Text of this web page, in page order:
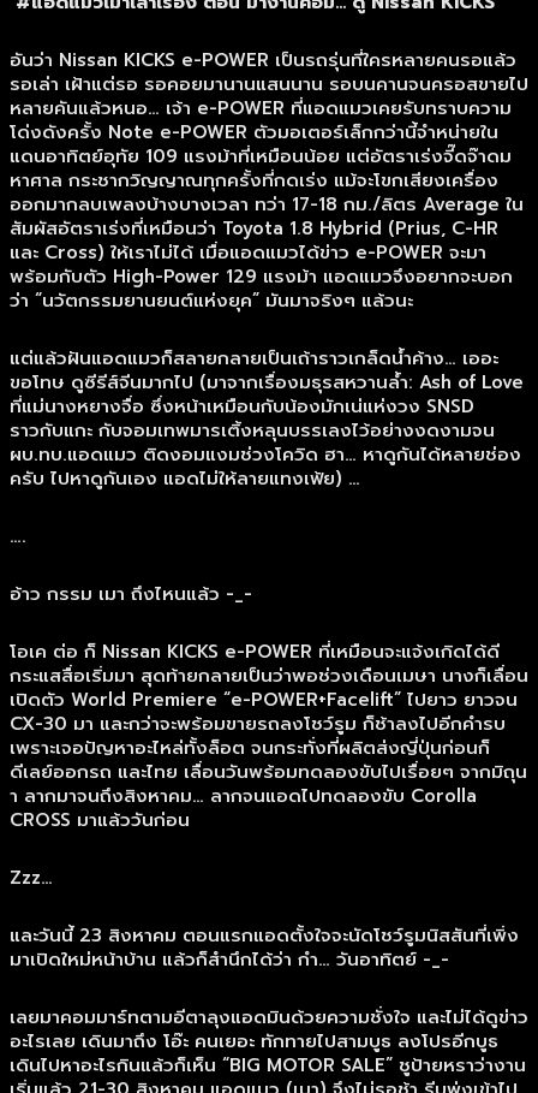
อันว่า Nissan KICKS e-POWER เป็นรถรุ่นที่ใครหลายคนรอแล้ว
รอเล่า เฝ้าแต่รอ รอคอยมานานแสนนาน รอบนคานจนครอสขายไป
หลายคันแล้วหนอ… เจ้า e-POWER ที่แอดแมวเคยรับทราบความ
โด่งดังครั้ง Note e-POWER ตัวมอเตอร์เล็กกว่านี้จำหน่ายใน
แดนอาทิตย์อุทัย 109 แรงม้าที่เหมือนน้อย แต่อัตราเร่งจี๊ดจ๊าดม
หาศาล กระชากวิญญาณทุกครั้งที่กดเร่ง แม้จะโขกเสียงเครื่อง
ออกมากลบเพลงบ้างบางเวลา ทว่า 17-18 กม./ลิตร Average ใน
สัมผัสอัตราเร่งที่เหมือนว่า Toyota 1.8 Hybrid (Prius, C-HR
และ Cross) ให้เราไม่ได้ เมื่อแอดแมวได้ข่าว e-POWER จะมา
พร้อมกับตัว High-Power 129 แรงม้า แอดแมวจึงอยากจะบอก
ว่า “นวัตกรรมยานยนต์แห่งยุค” มันมาจริงๆ แล้วนะ
แต่แล้วฝันแอดแมวก็สลายกลายเป็นเถ้าราวเกล็ดน้ำค้าง… เออะ
ขอโทษ ดูซีรีส์จีนมากไป (มาจากเรื่องมธุรสหวานล้ำ: Ash of Love
ที่แม่นางหยางจื่อ ซึ่งหน้าเหมือนกับน้องมักเน่แห่งวง SNSD
ราวกับแกะ กับจอมเทพมารเติ้งหลุนบรรเลงไว้อย่างงดงามจน
ผบ.ทบ.แอดแมว ติดงอมแงมช่วงโควิด ฮา… หาดูกันได้หลายช่อง
ครับ ไปหาดูกันเอง แอดไม่ให้ลายแทงเฟ้ย) …
….
อ้าว กรรม เมา ถึงไหนแล้ว -_-
โอเค ต่อ ก็ Nissan KICKS e-POWER ที่เหมือนจะแจ้งเกิดได้ดี
กระแสสื่อเริ่มมา สุดท้ายกลายเป็นว่าพอช่วงเดือนเมษา นางก็เลื่อน
เปิดตัว World Premiere “e-POWER+Facelift” ไปยาว ยาวจน
CX-30 มา และกว่าจะพร้อมขายรถลงโชว์รูม ก็ช้าลงไปอีกคำรบ
เพราะเจอปัญหาอะไหล่ทั้งล็อต จนกระทั่งที่ผลิตส่งญี่ปุ่นก่อนก็
ดีเลย์ออกรถ และไทย เลื่อนวันพร้อมทดลองขับไปเรื่อยๆ จากมิถุน
า ลากมาจนถึงสิงหาคม… ลากจนแอดไปทดลองขับ Corolla
CROSS มาแล้ววันก่อน
Zzz…
และวันนี้ 23 สิงหาคม ตอนแรกแอดตั้งใจจะนัดโชว์รูมนิสสันที่เพิ่ง
มาเปิดใหม่หน้าบ้าน แล้วก็สำนึกได้ว่า กำ… วันอาทิตย์ -_-
เลยมาคอมมาร์ทตามอีตาลุงแอดมินด้วยความชั่งใจ และไม่ได้ดูข่าว
อะไรเลย เดินมาถึง โอ๊ะ คนเยอะ ทักทายไปสามบูธ ลงโปรอีกบูธ
เดินไปหาอะไรกินแล้วก็เห็น “BIG MOTOR SALE” ชูป้ายหราว่างาน